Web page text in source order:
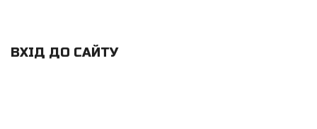
ВХІД ДО САЙТУ